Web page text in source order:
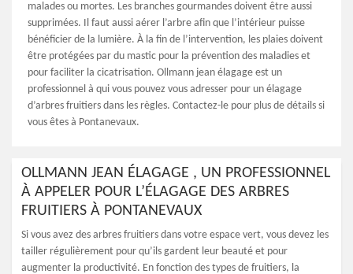
malades ou mortes. Les branches gourmandes doivent être aussi
supprimées. Il faut aussi aérer l’arbre afin que l’intérieur puisse
bénéficier de la lumière. À la fin de l’intervention, les plaies doivent
être protégées par du mastic pour la prévention des maladies et
pour faciliter la cicatrisation. Ollmann jean élagage est un
professionnel à qui vous pouvez vous adresser pour un élagage
d’arbres fruitiers dans les règles. Contactez-le pour plus de détails si
vous êtes à Pontanevaux.
OLLMANN JEAN ÉLAGAGE , UN PROFESSIONNEL
À APPELER POUR L’ÉLAGAGE DES ARBRES
FRUITIERS À PONTANEVAUX
Si vous avez des arbres fruitiers dans votre espace vert, vous devez les
tailler régulièrement pour qu’ils gardent leur beauté et pour
augmenter la productivité. En fonction des types de fruitiers, la